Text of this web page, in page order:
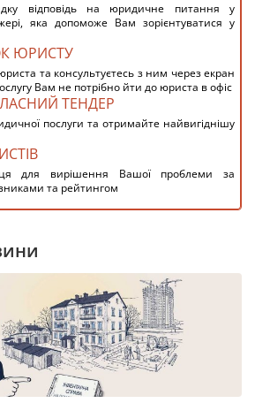
відповідь на юридичне питання у
яка допоможе Вам зорієнтуватися у
ЮРИСТУ
та консультуєтесь з ним через екран
Вам не потрібно йти до юриста в офіс
ТЕНДЕР
послуги та отримайте найвигіднішу
для вирішення Вашої проблеми за
та рейтингом